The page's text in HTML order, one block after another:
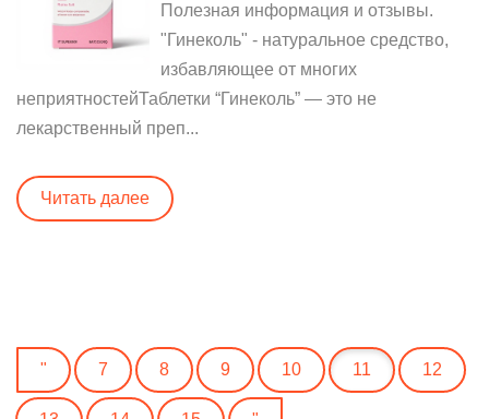
Полезная информация и отзывы.
"Гинеколь" - натуральное средство,
избавляющее от многих
неприятностейТаблетки “Гинеколь” — это не
лекарственный преп...
Читать далее
" 7 8 9 10 11 12